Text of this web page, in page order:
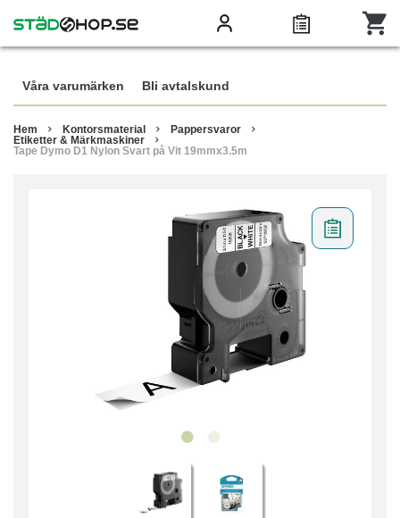
Våra varumärken Bli avtalskund
Hem Kontorsmaterial
Pappersvaror
Etiketter & Märkmaskiner
Tape Dymo D1 Nylon Svart på Vit 19mmx3.5m